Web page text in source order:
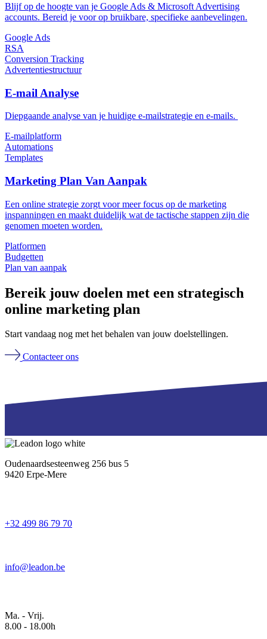
Blijf op de hoogte van je Google Ads & Microsoft Advertising
accounts. Bereid je voor op bruikbare, specifieke aanbevelingen.
Google Ads
RSA
Conversion Tracking
Advertentiestructuur
E-mail Analyse
Diepgaande analyse van je huidige e-mailstrategie en e-mails.
E-mailplatform
Automations
Templates
Marketing Plan Van Aanpak
Een online strategie zorgt voor meer focus op de marketing
inspanningen en maakt duidelijk wat de tactische stappen zijn die
genomen moeten worden.
Platformen
Budgetten
Plan van aanpak
Bereik jouw doelen met een strategisch
online marketing plan
Start vandaag nog met het behalen van jouw doelstellingen.
Contacteer ons
Oudenaardsesteenweg 256 bus 5
9420 Erpe-Mere
+32 499 86 79 70
info@leadon.be
Ma. - Vrij.
8.00 - 18.00h